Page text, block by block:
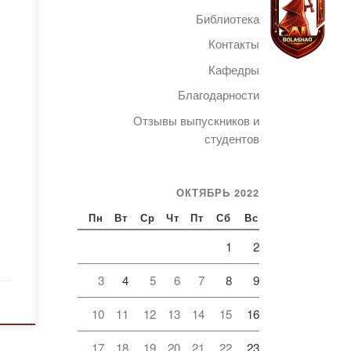
Библиотека
Контакты
Кафедры
Благодарности
Отзывы выпускников и
студентов
ОКТЯБРЬ 2022
Пн Вт Ср Чт Пт Сб Вс
1 2
3 4 5 6 7 8 9
10 11 12 13 14 15 16
17 18 19 20 21 22 23